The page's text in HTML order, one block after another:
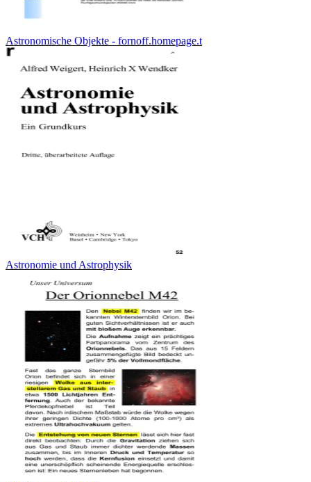
Astronomische Objekte - fornoff.homepage.t
Astronomie und Astrophysik